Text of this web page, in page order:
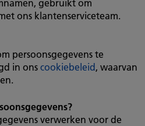
gebruikt om
ons klantenserviceteam.
persoonsgegevens te
in onscookiebeleid, waarvan
verwerken voor de